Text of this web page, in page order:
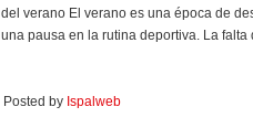
del verano El verano es una época de
una pausa en la rutina deportiva. La
Posted by Ispalweb